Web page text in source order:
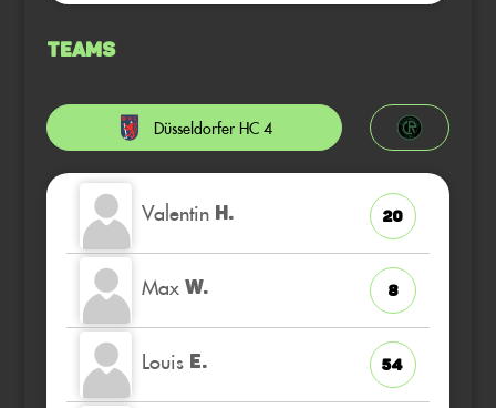
Teams
Düsseldorfer HC 4
Valentin H. 20
Max W. 8
Louis E. 54